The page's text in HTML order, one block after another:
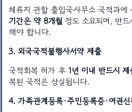
체류지 관할 출입국사무소 국적과에
기간은 약 8개월정도 소요되며, 반
해야 합니다.
3. 외국국적불행사서약 제출
국적회복 허가 후 1년 이내 반드시 제
복된 국적은 상실됩니다.
4. 가족관계등록·주민등록증·여권신